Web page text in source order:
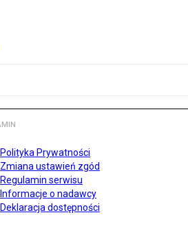
Polityka Prywatności
Zmiana ustawień zgód
Regulamin serwisu
Informacje o nadawcy
Deklaracja dostępności